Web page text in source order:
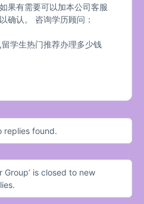
果有需要可以加本公司客服
确认。 咨询学历顾问：
学生热门推荐办理多少钱
replies found.
Group’ is closed to new